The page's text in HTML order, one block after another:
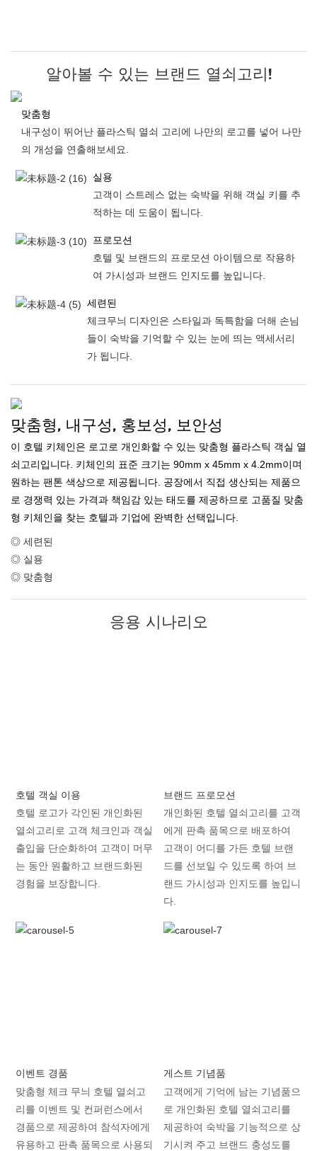
알아볼 수 있는 브랜드 열쇠고리!
맞춤형
내구성이 뛰어난 플라스틱 열쇠 고리에 나만의 로고를 넣어 나만
의 개성을 연출해보세요.
실용
고객이 스트레스 없는 숙박을 위해 객실 키를 추
적하는 데 도움이 됩니다.
프로모션
호텔 및 브랜드의 프로모션 아이템으로 작용하
여 가시성과 브랜드 인지도를 높입니다.
세련된
체크무늬 디자인은 스타일과 독특함을 더해 손님
들이 숙박을 기억할 수 있는 눈에 띄는 액세서리
가 됩니다.
맞춤형, 내구성, 홍보성, 보안성
이 호텔 키체인은 로고로 개인화할 수 있는 맞춤형 플라스틱 객실 열
쇠고리입니다. 키체인의 표준 크기는 90mm x 45mm x 4.2mm이며
원하는 팬톤 색상으로 제공됩니다. 공장에서 직접 생산되는 제품으
로 경쟁력 있는 가격과 책임감 있는 태도를 제공하므로 고품질 맞춤
형 키체인을 찾는 호텔과 기업에 완벽한 선택입니다.
◎ 세련된
◎ 실용
◎ 맞춤형
응용 시나리오
호텔 객실 이용
호텔 로고가 각인된 개인화된
열쇠고리로 고객 체크인과 객실
출입을 단순화하여 고객이 머무
는 동안 원활하고 브랜드화된
경험을 보장합니다.
브랜드 프로모션
개인화된 호텔 열쇠고리를 고객
에게 판촉 품목으로 배포하여
고객이 어디를 가든 호텔 브랜
드를 선보일 수 있도록 하여 브
랜드 가시성과 인지도를 높입니
다.
이벤트 경품
맞춤형 체크 무늬 호텔 열쇠고
리를 이벤트 및 컨퍼런스에서
경품으로 제공하여 참석자에게
유용하고 판촉 품목으로 사용되
게스트 기념품
고객에게 기억에 남는 기념품으
로 개인화된 호텔 열쇠고리를
제공하여 숙박을 기능적으로 상
기시켜 주고 브랜드 충성도를